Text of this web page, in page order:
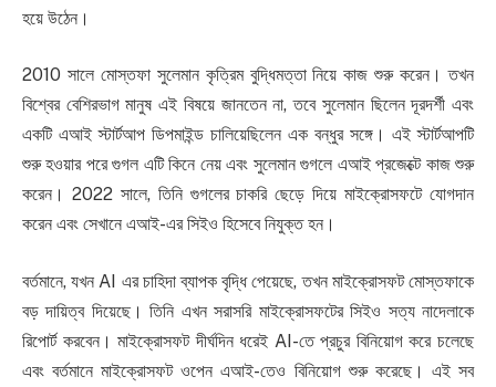
হয়ে উঠেন।
2010 সালে মোস্তফা সুলেমান কৃত্রিম বুদ্ধিমত্তা নিয়ে কাজ শুরু করেন। তখন
বিশ্বের বেশিরভাগ মানুষ এই বিষয়ে জানতেন না, তবে সুলেমান ছিলেন দূরদর্শী এবং
একটি এআই স্টার্টআপ ডিপমাইন্ড চালিয়েছিলেন এক বন্ধুর সঙ্গে। এই স্টার্টআপটি
শুরু হওয়ার পরে গুগল এটি কিনে নেয় এবং সুলেমান গুগলে এআই প্রজেক্টে কাজ শুরু
করেন। 2022 সালে, তিনি গুগলের চাকরি ছেড়ে দিয়ে মাইক্রোসফটে যোগদান
করেন এবং সেখানে এআই-এর সিইও হিসেবে নিযুক্ত হন।
বর্তমানে, যখন AI এর চাহিদা ব্যাপক বৃদ্ধি পেয়েছে, তখন মাইক্রোসফট মোস্তফাকে
বড় দায়িত্ব দিয়েছে। তিনি এখন সরাসরি মাইক্রোসফটের সিইও সত্য নাদেলাকে
রিপোর্ট করবেন। মাইক্রোসফট দীর্ঘদিন ধরেই AI-তে প্রচুর বিনিয়োগ করে চলেছে
এবং বর্তমানে মাইক্রোসফট ওপেন এআই-তেও বিনিয়োগ শুরু করেছে। এই সব